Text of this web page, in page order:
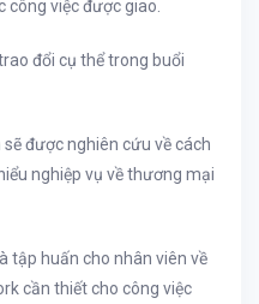
công việc được giao.
đổi cụ thể trong buổi
được nghiên cứu về cách
nghiệp vụ về thương mại
tập huấn cho nhân viên về
cần thiết cho công việc